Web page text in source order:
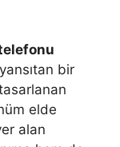
bir
elde
alan